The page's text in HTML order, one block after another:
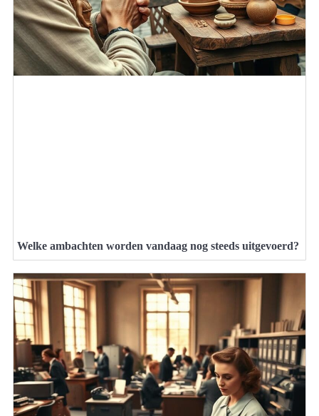
Welke ambachten worden vandaag nog steeds uitgevoerd?